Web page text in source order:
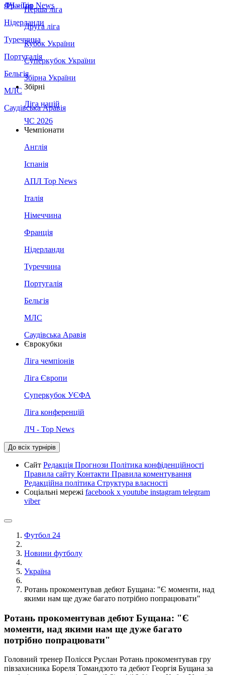
Франція
Нідерланди
Туреччина
Португалія
Бельгія
МЛС
Саудівська Аравія
ЛЧ - Top News
Перша ліга
Друга ліга
Кубок України
Суперкубок України
Збірна України
Збірні
Ліга націй
ЧС 2026
Чемпіонати
Англія
Іспанія
АПЛ Top News
Італія
Німеччина
Франція
Нідерланди
Туреччина
Португалія
Бельгія
МЛС
Саудівська Аравія
Єврокубки
Ліга чемпіонів
Ліга Європи
Суперкубок УЄФА
Ліга конференцій
ЛЧ - Top News
До всіх турнірів
Сайт Редакція Прогнози Політика конфіденційності
Правила сайту Контакти Правила коментування
Редакційна політика Структура власності
Соціальні мережі facebook x youtube instagram telegram
viber
Футбол 24
Новини футболу
Україна
Ротань прокоментував дебют Бущана: "Є моменти, над
якими нам ще дуже багато потрібно попрацювати"
Ротань прокоментував дебют Бущана: "Є
моменти, над якими нам ще дуже багато
потрібно попрацювати"
Головний тренер Полісся Руслан Ротань прокоментував гру
півзахисника Бореля Томандзото та дебют Георгія Бущана за